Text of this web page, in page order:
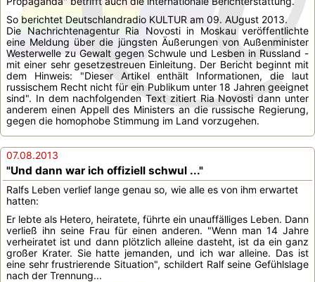
So berichtet Deutschlandradio KULTUR am 09. AUgust 2013.
Die Nachrichtenagentur Ria Novosti in Moskau veröffentlichte
eine Meldung über die jüngsten Äußerungen von Außenminister
Westerwelle zu Gewalt gegen Schwule und Lesben in Russland -
mit einer sehr gesetzestreuen Einleitung. Der Bericht beginnt mit
dem Hinweis: "Dieser Artikel enthält Informationen, die laut
russischem Recht nicht für ein Publikum unter 18 Jahren geeignet
sind". In dem nachfolgenden Text zitiert Ria Novosti dann unter
anderem einen Appell des Ministers an die russische Regierung,
gegen die homophobe Stimmung im Land vorzugehen.
07.08.2013
"Und dann war ich offiziell schwul ..."
Ralfs Leben verlief lange genau so, wie alle es von ihm erwartet
hatten:
Er lebte als Hetero, heiratete, führte ein unauffälliges Leben. Dann
verließ ihn seine Frau für einen anderen. "Wenn man 14 Jahre
verheiratet ist und dann plötzlich alleine dasteht, ist da ein ganz
großer Krater. Sie hatte jemanden, und ich war alleine. Das ist
eine sehr frustrierende Situation", schildert Ralf seine Gefühlslage
nach der Trennung...